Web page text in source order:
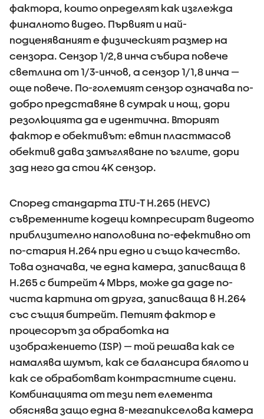
фактора, които определят как изглежда
финалното видео. Първият и най-
подценяваният е физическият размер на
сензора. Сензор 1/2,8 инча събира повече
светлина от 1/3-инчов, а сензор 1/1,8 инча —
още повече. По-големият сензор означава по-
добро представяне в сумрак и нощ, дори
резолюцията да е идентична. Вторият
фактор е обективът: евтин пластмасов
обектив дава замъгляване по ъглите, дори
зад него да стои 4K сензор.
Според стандарта ITU-T H.265 (HEVC)
съвременните кодеци компресират видеото
приблизително наполовина по-ефективно от
по-стария H.264 при едно и също качество.
Това означава, че една камера, записваща в
H.265 с битрейт 4 Mbps, може да даде по-
чиста картина от друга, записваща в H.264
със същия битрейт. Петият фактор е
процесорът за обработка на
изображението (ISP) — той решава как се
намалява шумът, как се балансира бялото и
как се обработват контрастните сцени.
Комбинацията от тези пет елемента
обяснява защо една 8-мегапикселова камера